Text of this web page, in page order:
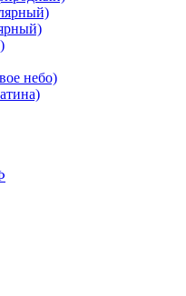
небо)